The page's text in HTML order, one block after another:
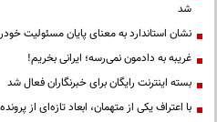
شد
نشان استاندارد به معنای پایان مسئولیت
غریبه به دادمون نمی‌رسه؛ ایرانی بخریم!
بسته اینترنت رایگان برای خبرنگاران فعال شد
با اعتراف یکی از متهمان، ابعاد تازه‌ای از